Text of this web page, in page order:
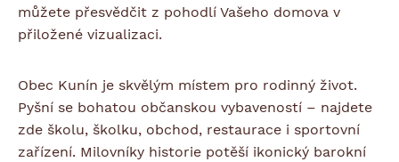
můžete přesvědčit z pohodlí Vašeho domova v
přiložené vizualizaci.
Obec Kunín je skvělým místem pro rodinný život.
Pyšní se bohatou občanskou vybaveností – najdete
zde školu, školku, obchod, restaurace i sportovní
zařízení. Milovníky historie potěší ikonický barokní